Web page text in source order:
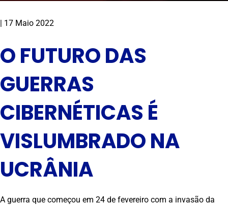
| 17 Maio 2022
O FUTURO DAS
GUERRAS
CIBERNÉTICAS É
VISLUMBRADO NA
UCRÂNIA
A guerra que começou em 24 de fevereiro com a invasão da